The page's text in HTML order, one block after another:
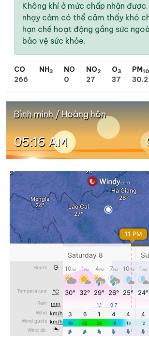
Không khí ở mức chấp nhận
nhạy cảm có thể cảm thấy khó
hạn chế hoạt động gắng sức
bảo vệ sức khỏe.
CO
266
NH3
NO
0
NO2
27
O3
37
PM10
30.2
Bình minh / Hoàng hôn
05:16 AM